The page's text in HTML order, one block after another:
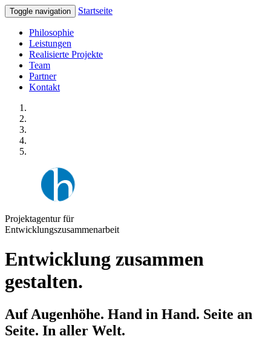
Toggle navigation Startseite
Philosophie
Leistungen
Realisierte Projekte
Team
Partner
Kontakt
Projektagentur für
Entwicklungszusammenarbeit
Entwicklung zusammen
gestalten.
Auf Augenhöhe. Hand in Hand. Seite an
Seite. In aller Welt.